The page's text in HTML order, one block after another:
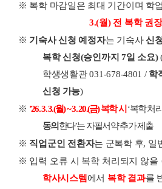
※ 복학 마감일은 최대 기간이며 학
3.(월) 전 복학 권장
※ 기숙사 신청 예정자는 기숙사신
복학 신청(승인까지7일 소요)
학생생활관031-678-4801 / 학
신청 가능)
※ ’26. 3. 3.(월) ~ 3. 20.(금)복학 시 ‘복학 처
동의한다’는 자필서약 추가 제출
※ 직업군인 전환자는 군복학 후, 일
※ 입력 오류 시 복학 처리되지 않을
학사시스템 에서 복학 결과를